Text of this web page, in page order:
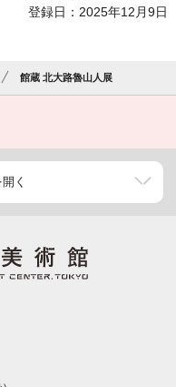
登録日：2025年12月9日
館蔵 北大路魯山人展
く